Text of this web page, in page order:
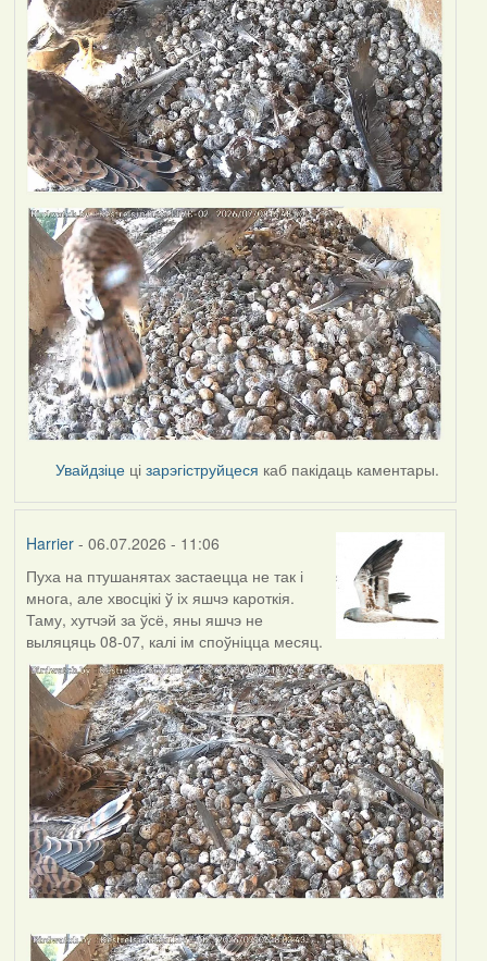
Увайдзіце цізарэгіструйцеся каб пакідаць каментары.
Harrier- 06.07.2026 - 11:06
Пуха на птушанятах застаецца не так і
многа, але хвосцікі ў іх яшчэ кароткія.
Таму, хутчэй за ўсё, яны яшчэ не
выляцяць 08-07, калі ім споўніцца месяц.